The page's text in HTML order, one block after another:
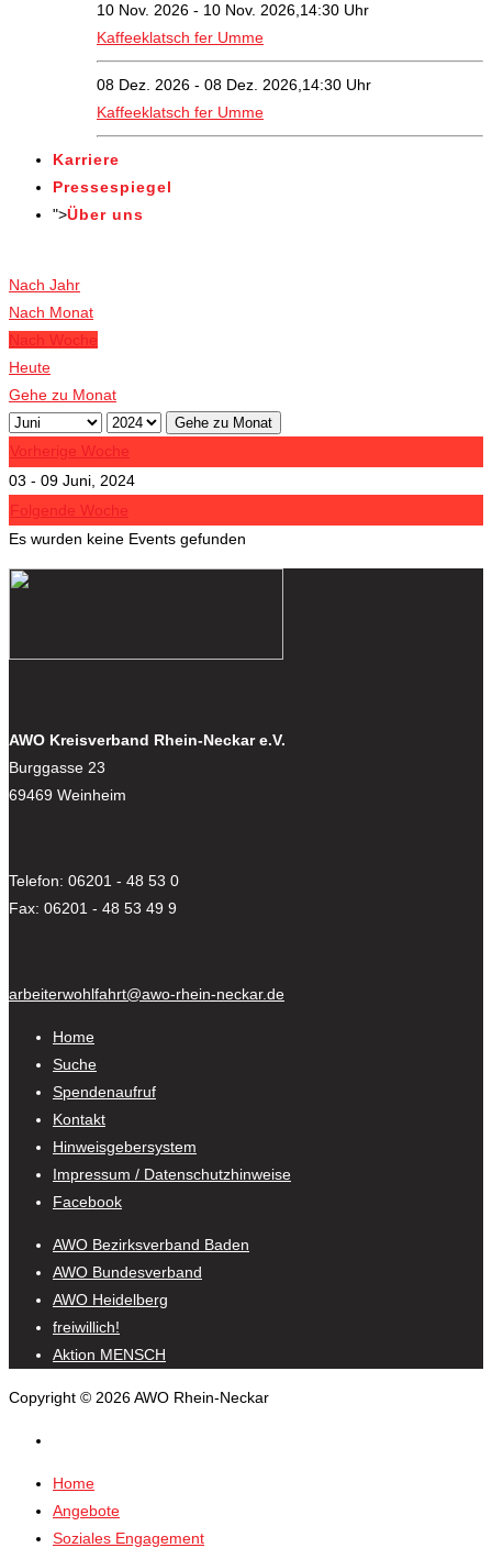
10 Nov. 2026 - 10 Nov. 2026,14:30 Uhr
Kaffeeklatsch fer Umme
08 Dez. 2026 - 08 Dez. 2026,14:30 Uhr
Kaffeeklatsch fer Umme
Karriere
Pressespiegel
">Über uns
Nach Jahr
Nach Monat
Nach Woche
Heute
Gehe zu Monat
Gehe zu Monat
Vorherige Woche
03 - 09 Juni, 2024
Folgende Woche
Es wurden keine Events gefunden
AWO Kreisverband Rhein-Neckar e.V.
Burggasse 23
69469 Weinheim
Telefon: 06201 - 48 53 0
Fax: 06201 - 48 53 49 9
arbeiterwohlfahrt@awo-rhein-neckar.de
Home
Suche
Spendenaufruf
Kontakt
Hinweisgebersystem
Impressum / Datenschutzhinweise
Facebook
AWO Bezirksverband Baden
AWO Bundesverband
AWO Heidelberg
freiwillich!
Aktion MENSCH
Copyright © 2026 AWO Rhein-Neckar
Home
Angebote
Soziales Engagement